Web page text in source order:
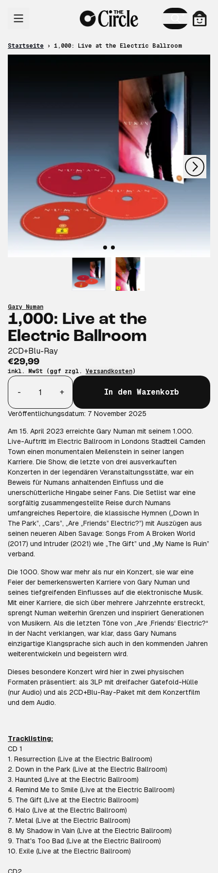
Startseite › 1,000: Live at the Electric Ballroom
vorheriges
nächstes
Gary Numan
1,000: Live at the
Electric Ballroom
2CD+Blu-Ray
€29,99
inkl. MwSt (ggf zzgl. Versandkosten)
Anzahl
-
+ In den Warenkorb
Veröffentlichungsdatum: 7 November 2025
Am 15. April 2023 erreichte Gary Numan mit seinem 1.000.
Live-Auftritt im Electric Ballroom in Londons Stadtteil Camden
Town einen monumentalen Meilenstein in seiner langen
Karriere. Die Show, die letzte von drei ausverkauften
Konzerten in der legendären Veranstaltungsstätte, war ein
Beweis für Numans anhaltenden Einfluss und die
unerschütterliche Hingabe seiner Fans. Die Setlist war eine
sorgfältig zusammengestellte Reise durch Numans
umfangreiches Repertoire, die klassische Hymnen („Down In
The Park”, „Cars”, „Are „Friends” Electric?”) mit Auszügen aus
seinen neueren Alben Savage: Songs From A Broken World
(2017) und Intruder (2021) wie „The Gift” und „My Name Is Ruin”
verband.
Die 1000. Show war mehr als nur ein Konzert, sie war eine
Feier der bemerkenswerten Karriere von Gary Numan und
seines tiefgreifenden Einflusses auf die elektronische Musik.
Mit einer Karriere, die sich über mehrere Jahrzehnte erstreckt,
sprengt Numan weiterhin Grenzen und inspiriert Generationen
von Musikern. Als die letzten Töne von „Are ‚Friends‘ Electric?“
in der Nacht verklangen, war klar, dass Gary Numans
einzigartige Klangsprache sich auch in den kommenden Jahren
weiterentwickeln und begeistern wird.
Dieses besondere Konzert wird hier in zwei physischen
Formaten präsentiert: als 3LP mit dreifacher Gatefold-Hülle
(nur Audio) und als 2CD+Blu-Ray-Paket mit dem Konzertfilm
und dem Audio.
Tracklisting:
CD 1
1. Resurrection (Live at the Electric Ballroom)
2. Down in the Park (Live at the Electric Ballroom)
3. Haunted (Live at the Electric Ballroom)
4. Remind Me to Smile (Live at the Electric Ballroom)
5. The Gift (Live at the Electric Ballroom)
6. Halo (Live at the Electric Ballroom)
7. Metal (Live at the Electric Ballroom)
8. My Shadow in Vain (Live at the Electric Ballroom)
9. That's Too Bad (Live at the Electric Ballroom)
10. Exile (Live at the Electric Ballroom)